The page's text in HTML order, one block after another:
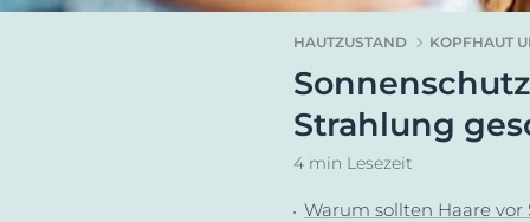
Rötungen im
Schwitzen
Unreine Haut
Hyperpigmentierung
Dein
HAUTZUSTAND KOPFHAUT
Strahlung
4 min Lesezeit
Warum sollten Haare